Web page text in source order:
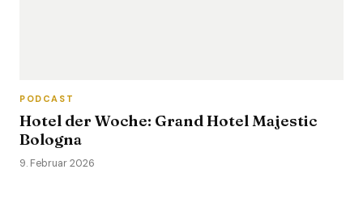
PODCAST
Hotel der Woche: Grand Hotel Majestic
Bologna
9. Februar 2026